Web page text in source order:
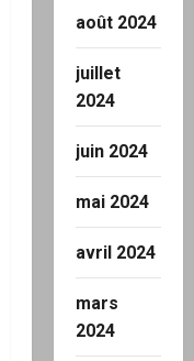
août 2024
juillet
2024
juin 2024
mai 2024
avril 2024
mars
2024